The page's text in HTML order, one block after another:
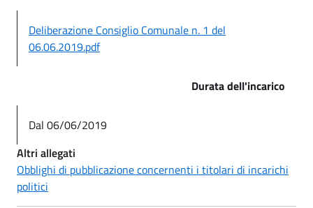
Deliberazione Consiglio Comunale n. 1 del
06.06.2019.pdf
Durata dell'incarico
Dal 06/06/2019
Altri allegati
Obblighi di pubblicazione concernenti i titolari di incarichi
politici